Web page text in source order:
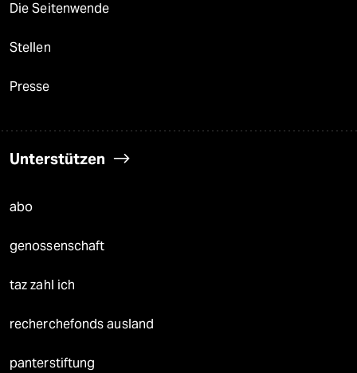
Die Seitenwende
Stellen
Presse
Unterstützen
abo
genossenschaft
taz zahl ich
recherchefonds ausland
panterstiftung